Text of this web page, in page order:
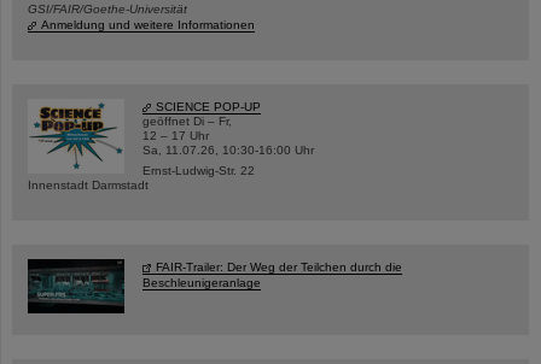
GSI/FAIR/Goethe-Universität
Anmeldung und weitere Informationen
SCIENCE POP-UP
geöffnet Di – Fr,
12 – 17 Uhr
Sa, 11.07.26, 10:30-16:00 Uhr
Ernst-Ludwig-Str. 22
Innenstadt Darmstadt
FAIR-Trailer: Der Weg der Teilchen durch die
Beschleunigeranlage